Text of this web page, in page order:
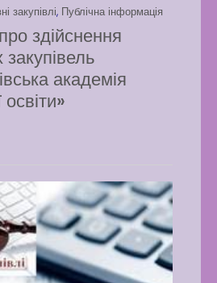
закупівлі, Публічна інформація
здійснення
академія